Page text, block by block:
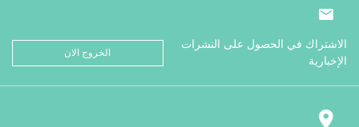
الاشتراك في الحصول على النشرات
الإخبارية
الخروج الان